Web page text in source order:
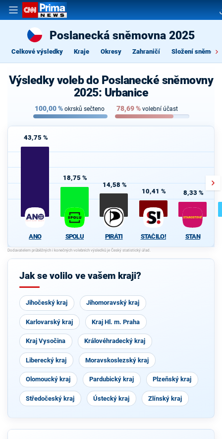
Poslanecká sněmovna 2025
Celkové výsledky Kraje Okresy Zahraničí Složení
Výsledky voleb do Poslanecké sněmovny
2025: Urbanice
100,00% okrsků sečteno 78,69% volební účast
43,75 %
ANO
18,75 %
SPOLU
14,58 %
PIRÁTI
10,41 %
STAČILO!
8,33 %
STAN
Jak se volilo ve vašem kraji?
Jihočeský kraj Jihomoravský kraj
Karlovarský kraj Kraj Hl. m. Praha
Kraj Vysočina Královéhradecký kraj
Liberecký kraj Moravskoslezský kraj
Olomoucký kraj Pardubický kraj Plzeňský kraj
Středočeský kraj Ústecký kraj Zlínský kraj